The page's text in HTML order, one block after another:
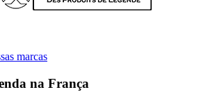
marcas
na França